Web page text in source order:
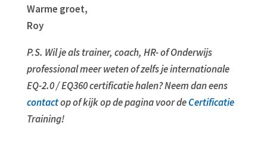
Warme groet,
Roy
P.S. Wil je als trainer, coach, HR- of Onderwijs
professional meer weten of zelfs je internationale
EQ-2.0 / EQ360 certificatie halen? Neem dan eens
contactop of kijk op de pagina voor deCertificatie
Training!